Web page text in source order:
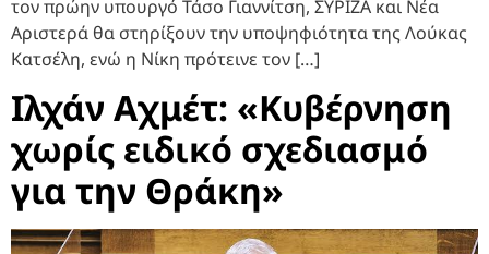
τον πρώην υπουργό Τάσο Γιαννίτση, ΣΥΡΙΖΑ και Νέα
Αριστερά θα στηρίξουν την υποψηφιότητα της Λούκας
Κατσέλη, ενώ η Νίκη πρότεινε τον […]
Ιλχάν Αχμέτ: «Κυβέρνηση
χωρίς ειδικό σχεδιασμό
για την Θράκη»